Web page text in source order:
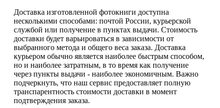
Доставка изготовленной фотокниги доступна
несколькими способами: почтой России, курьерской
службой или получение в пунктах выдачи. Стоимость
доставки будет варьироваться в зависимости от
выбранного метода и общего веса заказа. Доставка
курьером обычно является наиболее быстрым способом,
но и наиболее затратным, в то время как получение
через пункты выдачи - наиболее экономичным. Важно
подчеркнуть, что наш сервис предоставляет полную
транспарентность стоимости доставки в момент
подтверждения заказа.